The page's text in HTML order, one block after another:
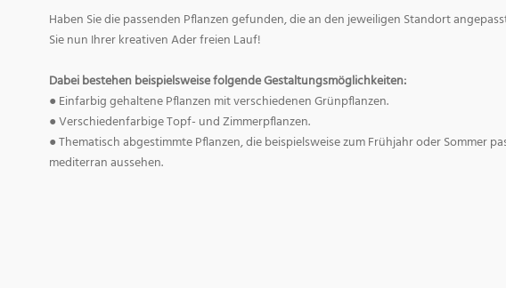
Haben Sie die passenden Pflanzen gefunden, die an den jeweiligen Standort
Sie nun Ihrer kreativen Ader freien Lauf!
Dabei bestehen beispielsweise folgende Gestaltungsmöglichkeiten:
● Einfarbig gehaltene Pflanzen mit verschiedenen Grünpflanzen.
● Verschiedenfarbige Topf- und Zimmerpflanzen.
● Thematisch abgestimmte Pflanzen, die beispielsweise zum Frühjahr oder Sommer
mediterran aussehen.